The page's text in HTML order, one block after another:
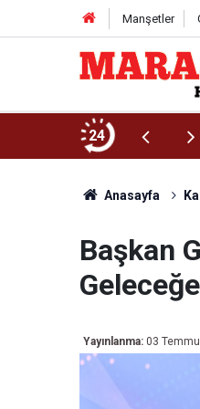
Manşetler
24
Anasayfa
Başkan
Yayınlanma: 03